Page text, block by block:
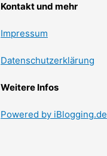
Kontakt und mehr
Impressum
Datenschutzerklärung
Weitere Infos
Powered by iBlogging.de